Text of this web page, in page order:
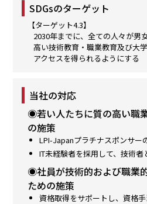
SDGsのターゲット
【ターゲット4.3】
2030年までに、全ての人々が男
高い技術教育・職業教育及び大
アクセスを得られるようにする
当社の対応
◉若い人たちに質の高い職
の施策
LPI-Japanプラチナスポンサー
IT未経験者を採用して、技術
◉社員が技術的および職業
ための施策
資格取得をサポートし、資格